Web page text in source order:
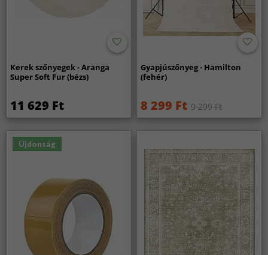
Kerek szőnyegek - Aranga
Super Soft Fur (bézs)
11 629 Ft
Gyapjúszőnyeg - Hamilton
(fehér)
8 299 Ft 9 299 Ft
Újdonság